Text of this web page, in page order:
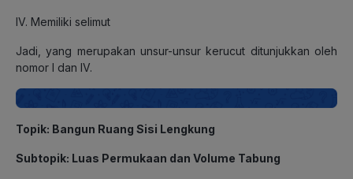
IV. Memiliki selimut
Jadi, yang merupakan unsur-unsur kerucut ditunjukkan oleh
nomor I dan IV.
Topik: Bangun Ruang Sisi Lengkung
Subtopik: Luas Permukaan dan Volume Tabung